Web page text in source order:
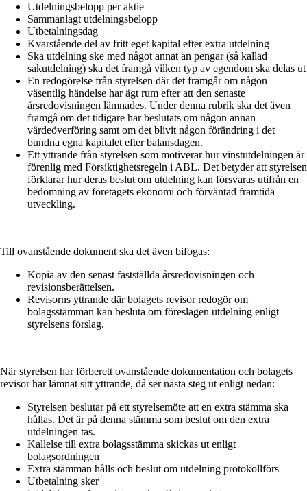
Utdelningsbelopp per aktie
Sammanlagt utdelningsbelopp
Utbetalningsdag
Kvarstående del av fritt eget kapital efter extra utdelning
Ska utdelning ske med något annat än pengar (så kallad
sakutdelning) ska det framgå vilken typ av egendom ska delas ut
En redogörelse från styrelsen där det framgår om någon
väsentlig händelse har ägt rum efter att den senaste
årsredovisningen lämnades. Under denna rubrik ska det även
framgå om det tidigare har beslutats om någon annan
värdeöverföring samt om det blivit någon förändring i det
bundna egna kapitalet efter balansdagen.
Ett yttrande från styrelsen som motiverar hur vinstutdelningen är
förenlig med Försiktighetsregeln i ABL. Det betyder att styrelsen
förklarar hur deras beslut om utdelning kan försvaras utifrån en
bedömning av företagets ekonomi och förväntad framtida
utveckling.
Till ovanstående dokument ska det även bifogas:
Kopia av den senast fastställda årsredovisningen och
revisionsberättelsen.
Revisorns yttrande där bolagets revisor redogör om
bolagsstämman kan besluta om föreslagen utdelning enligt
styrelsens förslag.
När styrelsen har förberett ovanstående dokumentation och bolagets
revisor har lämnat sitt yttrande, då ser nästa steg ut enligt nedan:
Styrelsen beslutar på ett styrelsemöte att en extra stämma ska
hållas. Det är på denna stämma som beslut om den extra
utdelningen tas.
Kallelse till extra bolagsstämma skickas ut enligt
bolagsordningen
Extra stämman hålls och beslut om utdelning protokollförs
Utbetalning sker